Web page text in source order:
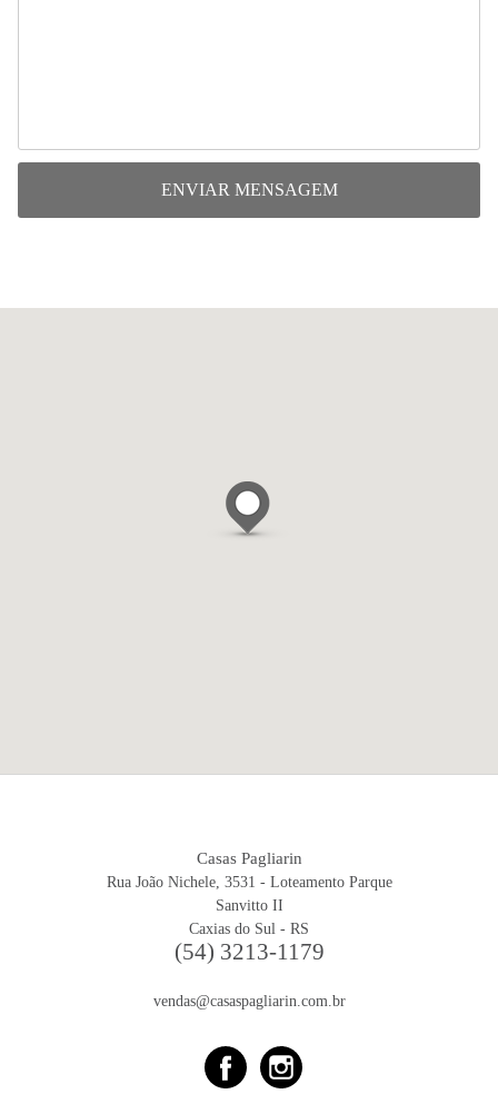
ENVIAR MENSAGEM
Casas Pagliarin
Rua João Nichele, 3531 - Loteamento Parque
Sanvitto II
Caxias do Sul - RS
(54) 3213-1179
vendas@casaspagliarin.com.br